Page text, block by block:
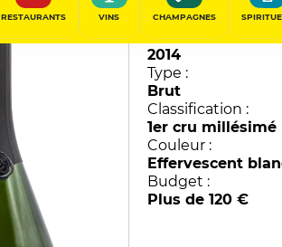
RESTAURANTS VINS CHAMPAGNES
95/100
Millésime :
2014
Type :
Brut
Classification :
1er cru millésimé
Couleur :
Effervescent
Budget :
Plus de 120 €